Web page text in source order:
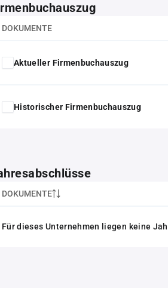
DOKUMENTE
Aktueller Firmenbuchauszug
Historischer Firmenbuchauszug
DOKUMENTE
Für dieses Unternehmen liegen keine